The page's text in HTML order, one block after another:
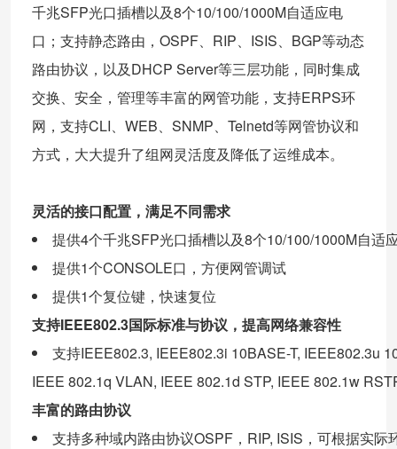
千兆SFP光口插槽以及8个10/100/1000M自适应电
口；支持静态路由，OSPF、RIP、ISIS、BGP等动态
路由协议，以及DHCP Server等三层功能，同时集成
交换、安全，管理等丰富的网管功能，支持ERPS环
网，支持CLI、WEB、SNMP、Telnetd等网管协议和
方式，大大提升了组网灵活度及降低了运维成本。
灵活的接口配置，满足不同需求
提供4个千兆SFP光口插槽以及8个10/100/1000M自适
提供1个CONSOLE口，方便网管调试
提供1个复位键，快速复位
支持IEEE802.3国际标准与协议，提高网络兼容性
支持IEEE802.3, IEEE802.3i 10BASE-T, IEEE802.3u
IEEE 802.1q VLAN, IEEE 802.1d STP, IEEE 802.1w
丰富的路由协议
支持多种域内路由协议OSPF，RIP, ISIS，可根据实际